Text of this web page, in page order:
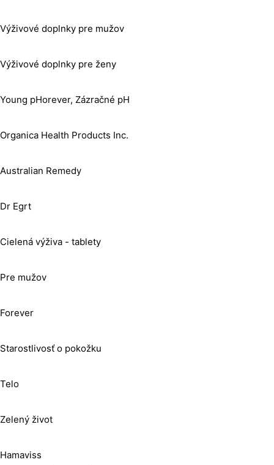
Výživové doplnky pre mužov
Výživové doplnky pre ženy
Young pHorever, Zázračné pH
Organica Health Products Inc.
Australian Remedy
Dr Egrt
Cielená výživa - tablety
Pre mužov
Forever
Starostlivosť o pokožku
Telo
Zelený život
Hamaviss